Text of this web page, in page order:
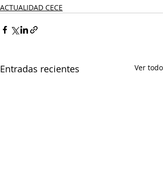
ACTUALIDAD CECE
Entradas recientes Ver todo